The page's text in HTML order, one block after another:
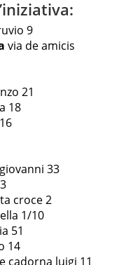
9
via de amicis
21
18
33
croce 2
1/10
51
14
cadorna luigi 11